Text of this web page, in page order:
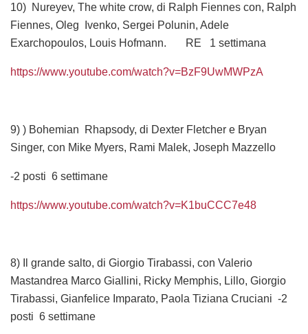
10) Nureyev, The white crow, di Ralph Fiennes con, Ralph
Fiennes, Oleg Ivenko, Sergei Polunin, Adele
Exarchopoulos, Louis Hofmann. RE 1 settimana
https://www.youtube.com/watch?v=BzF9UwMWPzA
9) ) Bohemian Rhapsody, di Dexter Fletcher e Bryan
Singer, con Mike Myers, Rami Malek, Joseph Mazzello
-2 posti 6 settimane
https://www.youtube.com/watch?v=K1buCCC7e48
8) Il grande salto, di Giorgio Tirabassi, con Valerio
Mastandrea Marco Giallini, Ricky Memphis, Lillo, Giorgio
Tirabassi, Gianfelice Imparato, Paola Tiziana Cruciani -2
posti 6 settimane